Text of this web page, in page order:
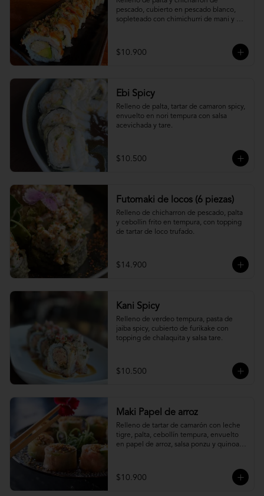
pescado, cubierto en pescado blanco,
sopleteado con chimichurri de mani y
$10.900
Ebi Spicy
Relleno de palta, tartar de camaron spicy,
envuelto en nori tempura con salsa
acevichada y tare.
$10.500
Futomaki de locos (6 piezas)
Relleno de chicharron de pescado, palta
y cebollin frito en tempura, con topping
de tartar de loco trufado.
$14.900
Kani Spicy
Relleno de verdeo tempura, pasta de
jaiba spicy, cubierto de furikake con
topping de chalaquita y salsa tare.
$10.500
Maki Papel de arroz
Relleno de tartar de camarón con leche
tigre, palta, cebollín tempura, envuelto
en papel de arroz, salsa ponzu y quinoa
$10.900